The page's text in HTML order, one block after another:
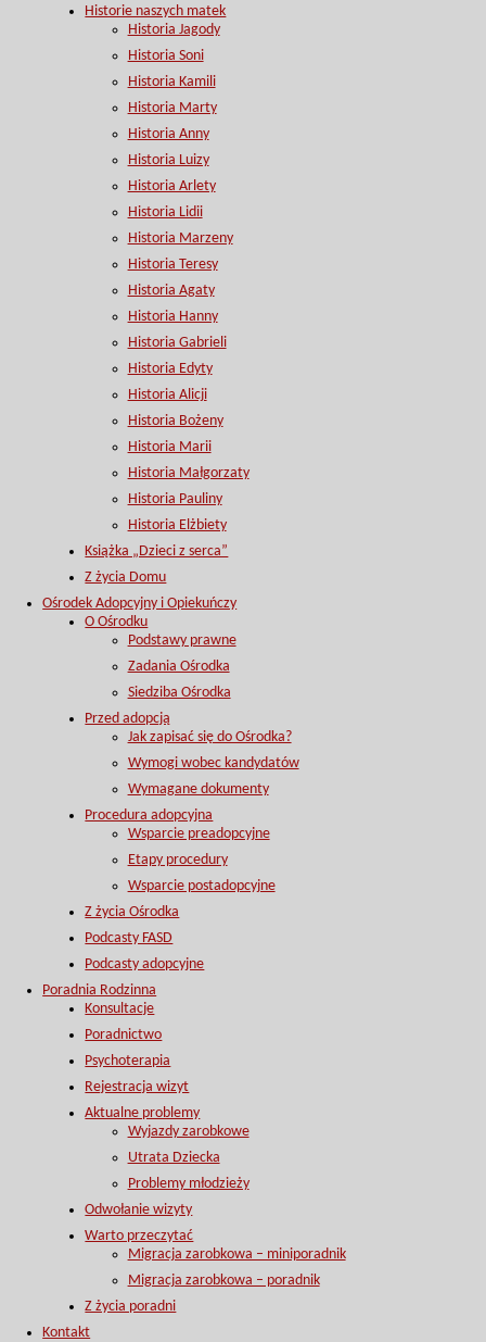
Historie naszych matek
Historia Jagody
Historia Soni
Historia Kamili
Historia Marty
Historia Anny
Historia Luizy
Historia Arlety
Historia Lidii
Historia Marzeny
Historia Teresy
Historia Agaty
Historia Hanny
Historia Gabrieli
Historia Edyty
Historia Alicji
Historia Bożeny
Historia Marii
Historia Małgorzaty
Historia Pauliny
Historia Elżbiety
Książka „Dzieci z serca”
Z życia Domu
Ośrodek Adopcyjny i Opiekuńczy
O Ośrodku
Podstawy prawne
Zadania Ośrodka
Siedziba Ośrodka
Przed adopcją
Jak zapisać się do Ośrodka?
Wymogi wobec kandydatów
Wymagane dokumenty
Procedura adopcyjna
Wsparcie preadopcyjne
Etapy procedury
Wsparcie postadopcyjne
Z życia Ośrodka
Podcasty FASD
Podcasty adopcyjne
Poradnia Rodzinna
Konsultacje
Poradnictwo
Psychoterapia
Rejestracja wizyt
Aktualne problemy
Wyjazdy zarobkowe
Utrata Dziecka
Problemy młodzieży
Odwołanie wizyty
Warto przeczytać
Migracja zarobkowa – miniporadnik
Migracja zarobkowa – poradnik
Z życia poradni
Kontakt